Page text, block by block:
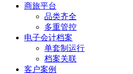
商旅平台
品类齐全
多重管控
电子会计档案
单套制运行
档案关联
客户案例